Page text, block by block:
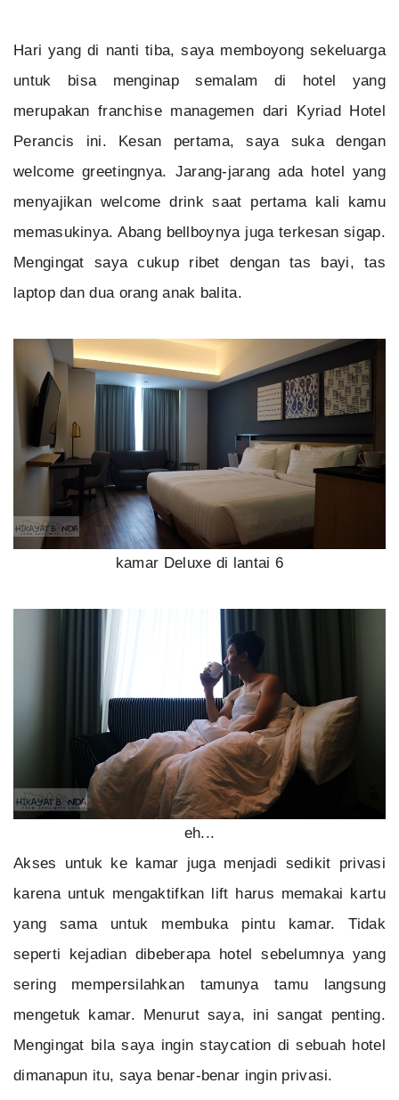
Hari yang di nanti tiba, saya memboyong sekeluarga
untuk bisa menginap semalam di hotel yang
merupakan franchise managemen dari Kyriad Hotel
Perancis ini. Kesan pertama, saya suka dengan
welcome greetingnya. Jarang-jarang ada hotel yang
menyajikan welcome drink saat pertama kali kamu
memasukinya. Abang bellboynya juga terkesan sigap.
Mengingat saya cukup ribet dengan tas bayi, tas
laptop dan dua orang anak balita.
kamar Deluxe di lantai 6
eh...
Akses untuk ke kamar juga menjadi sedikit privasi
karena untuk mengaktifkan lift harus memakai kartu
yang sama untuk membuka pintu kamar. Tidak
seperti kejadian dibeberapa hotel sebelumnya yang
sering mempersilahkan tamunya tamu langsung
mengetuk kamar. Menurut saya, ini sangat penting.
Mengingat bila saya ingin staycation di sebuah hotel
dimanapun itu, saya benar-benar ingin privasi.